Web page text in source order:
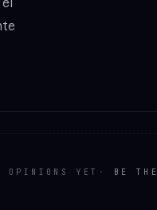
OPINIONS YET · BE